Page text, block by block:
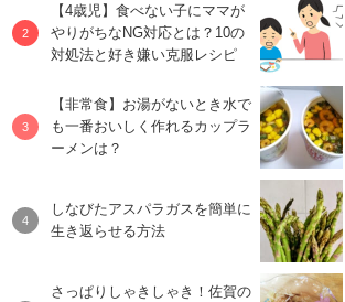
【4歳児】食べない子にママが
やりがちなNG対応とは？10の
対処法と好き嫌い克服レシピ
【非常食】お湯がないとき水で
も一番おいしく作れるカップラ
ーメンは？
しなびたアスパラガスを簡単に
生き返らせる方法
さっぱりしゃきしゃき！佐賀の